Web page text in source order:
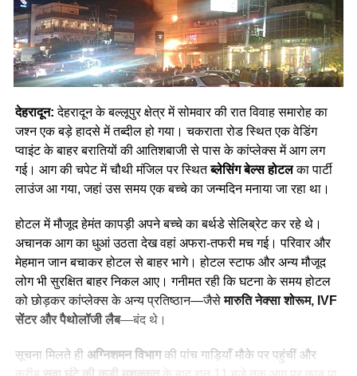
देहरादून: देहरादून के बल्लूपुर क्षेत्र में सोमवार की रात विवाह समारोह का
जश्न एक बड़े हादसे में तब्दील हो गया। चकराता रोड स्थित एक वेडिंग
प्वाइंट के बाहर बरातियों की आतिशबाजी से पास के कांप्लेक्स में आग लग
गई। आग की चपेट में चौथी मंजिल पर स्थितब्लेसिंग बेल्स होटलका पार्टी
लाउंज आ गया, जहां उस समय एक बच्चे का जन्मदिन मनाया जा रहा था।
होटल में मौजूद हेमंत कापड़ी अपने बच्चे का बर्थडे सेलिब्रेट कर रहे थे।
अचानक आग का धुआं उठता देख वहां अफरा-तफरी मच गई। परिवार और
मेहमान जान बचाकर होटल से बाहर भागे। होटल स्टाफ और अन्य मौजूद
लोग भी सुरक्षित बाहर निकल आए। गनीमत रही कि घटना के समय होटल
को छोड़कर कांप्लेक्स के अन्य प्रतिष्ठान—जैसेमारुति नेक्सा शोरूम, IVF
सेंटर और पैथोलॉजी लैब—बंद थे।
सूचना मिलते ही अग्निशमन विभागकी पांच गाड़ियाँ मौके पर पहुंचीं और